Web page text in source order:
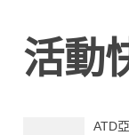
活動
ATD